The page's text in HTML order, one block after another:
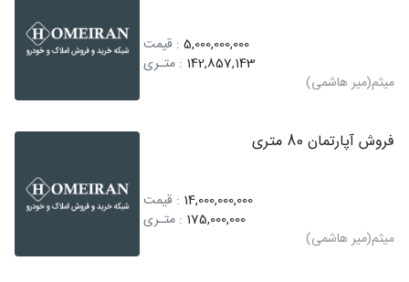
5,000,000,000 : قیمت
142,857,143 : متـری
میثم(میر هاشمی)
فروش آپارتمان 80 متری
14,000,000,000 : قیمت
175,000,000 : متـری
میثم(میر هاشمی)